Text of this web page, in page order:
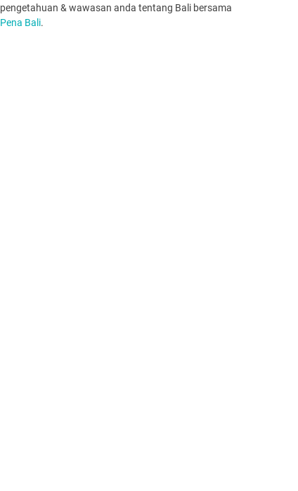
pengetahuan & wawasan anda tentang Bali bersama
Pena Bali.